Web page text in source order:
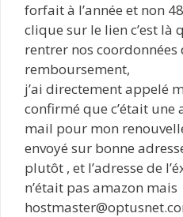
forfait à l’année et non
clique sur le lien c’est là
rentrer nos coordonnées
remboursement,
j’ai directement appelé
confirmé que c’était
mail pour mon
envoyé sur bonne
plutôt , et l’adresse de
n’était pas amazon mais